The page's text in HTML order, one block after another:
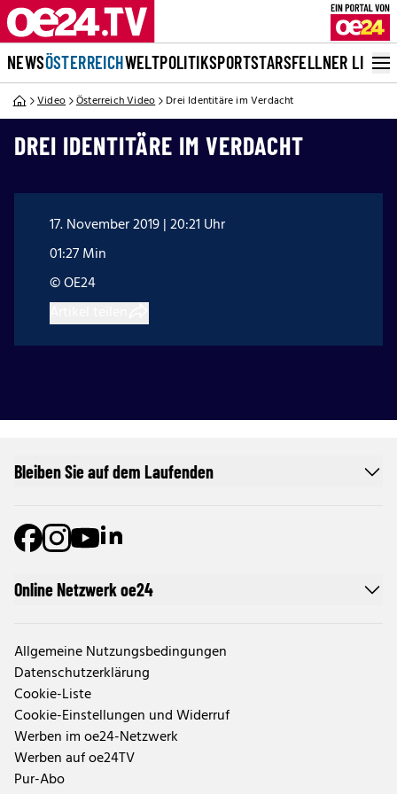
NEWSÖSTERREICHWELTPOLITIKSPORTSTARSFELLNER LIVE
Video Österreich Video Drei Identitäre im Verdacht
DREI IDENTITÄRE IM VERDACHT
17. November 2019 | 20:21 Uhr
01:27 Min
© OE24
Online Netzwerk oe24
Allgemeine Nutzungsbedingungen
Datenschutzerklärung
Cookie-Liste
Cookie-Einstellungen und Widerruf
Werben im oe24-Netzwerk
Werben auf oe24TV
Pur-Abo
Bleiben Sie auf dem Laufenden